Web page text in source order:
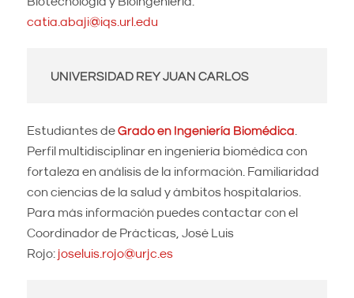
catia.abaji@iqs.url.edu
UNIVERSIDAD REY JUAN CARLOS
Estudiantes deGrado en Ingeniería Biomédica
Perfil multidisciplinar en ingeniería biomédica con
fortaleza en análisis de la información. Familiaridad
con ciencias de la salud y ámbitos hospitalarios.
Para más información puedes contactar con el
Coordinador de Prácticas, José Luis
Rojo: joseluis.rojo@urjc.es